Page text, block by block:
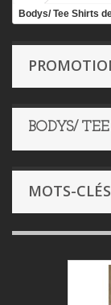
Bodys/ Tee Shirts
BODYS/
MOTS-CLÉS